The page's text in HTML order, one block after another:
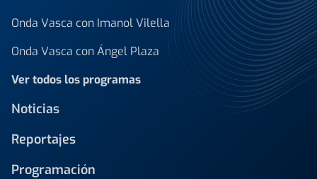
Onda Vasca con Imanol Vilella
Onda Vasca con Ángel Plaza
Ver todos los programas
Noticias
Reportajes
Programación